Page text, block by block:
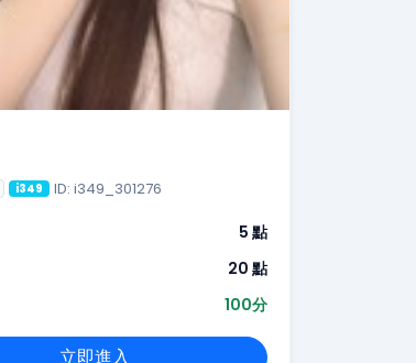
i349 ID: i349_301276
5 點
20 點
100分
立即進入